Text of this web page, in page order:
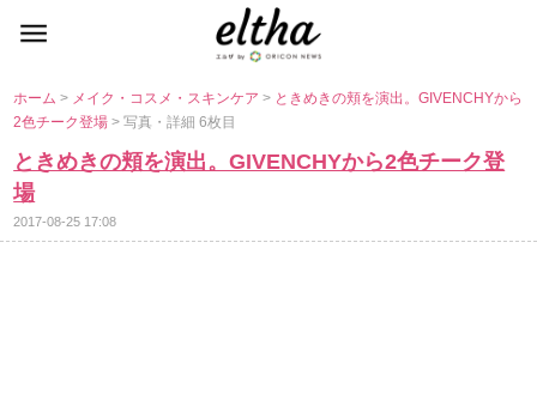
ホーム> メイク・コスメ・スキンケア> ときめきの頬を演出。GIVENCHYから
2色チーク登場> 写真・詳細 6枚目
ときめきの頬を演出。GIVENCHYから2色チーク登
場
2017-08-25 17:08